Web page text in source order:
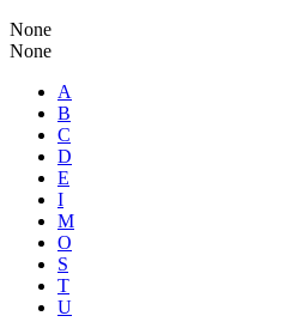
None
None
A
B
C
D
E
I
M
O
S
T
U